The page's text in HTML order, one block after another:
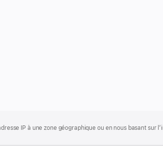
IP à une zone géographique ou en nous basant sur